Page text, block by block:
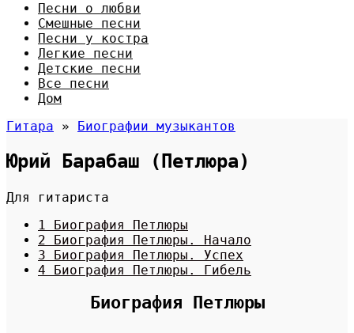
Песни о любви
Смешные песни
Песни у костра
Легкие песни
Детские песни
Все песни
Дом
Гитара » Биографии музыкантов
Юрий Барабаш (Петлюра)
Для гитариста
1 Биография Петлюры
2 Биография Петлюры. Начало
3 Биография Петлюры. Успех
4 Биография Петлюры. Гибель
Биография Петлюры